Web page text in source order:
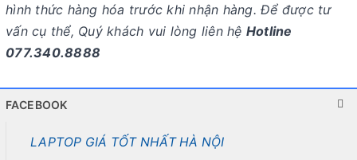
hình thức hàng hóa trước khi nhận hàng. Để được tư
vấn cụ thể, Quý khách vui lòng liên hệ Hotline
077.340.8888
FACEBOOK
LAPTOP GIÁ TỐT NHẤT HÀ NỘI